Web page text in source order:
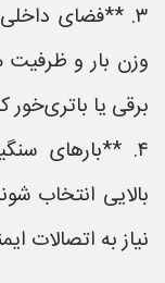
۳. **فضای
وزن بار و ظرفیت
برقی یا باتری‌خور
۴. **بارهای
بالایی انتخاب
نیاز به اتصالات